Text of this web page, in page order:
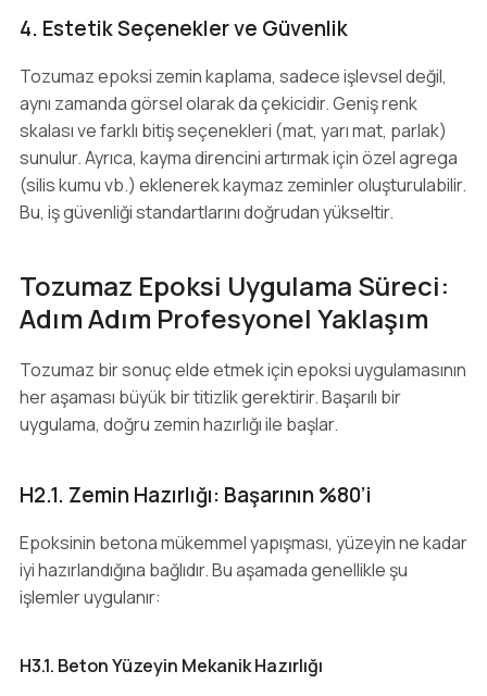
4. Estetik Seçenekler ve Güvenlik
Tozumaz epoksi zemin kaplama, sadece işlevsel değil,
aynı zamanda görsel olarak da çekicidir. Geniş renk
skalası ve farklı bitiş seçenekleri (mat, yarı mat, parlak)
sunulur. Ayrıca, kayma direncini artırmak için özel agrega
(silis kumu vb.) eklenerek kaymaz zeminler oluşturulabilir.
Bu, iş güvenliği standartlarını doğrudan yükseltir.
Tozumaz Epoksi Uygulama Süreci:
Adım Adım Profesyonel Yaklaşım
Tozumaz bir sonuç elde etmek için epoksi uygulamasının
her aşaması büyük bir titizlik gerektirir. Başarılı bir
uygulama, doğru zemin hazırlığı ile başlar.
H2.1. Zemin Hazırlığı: Başarının %80’i
Epoksinin betona mükemmel yapışması, yüzeyin ne kadar
iyi hazırlandığına bağlıdır. Bu aşamada genellikle şu
işlemler uygulanır:
H3.1. Beton Yüzeyin Mekanik Hazırlığı